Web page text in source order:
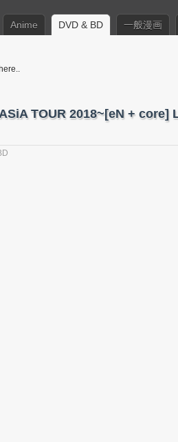
Anime DVD & BD 一般漫画
TOUR 2018~[eN + core]